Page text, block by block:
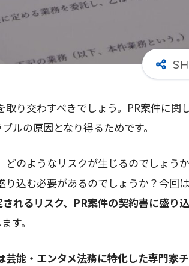
り交わすべきでしょう。PR案件に関
ルの原因となり得るためです。
のようなリスクが生じるのでしょうか
込む必要があるのでしょうか？今回は
れるリスク、PR案件の契約書に盛り
す。
能・エンタメ法務に特化した専門家